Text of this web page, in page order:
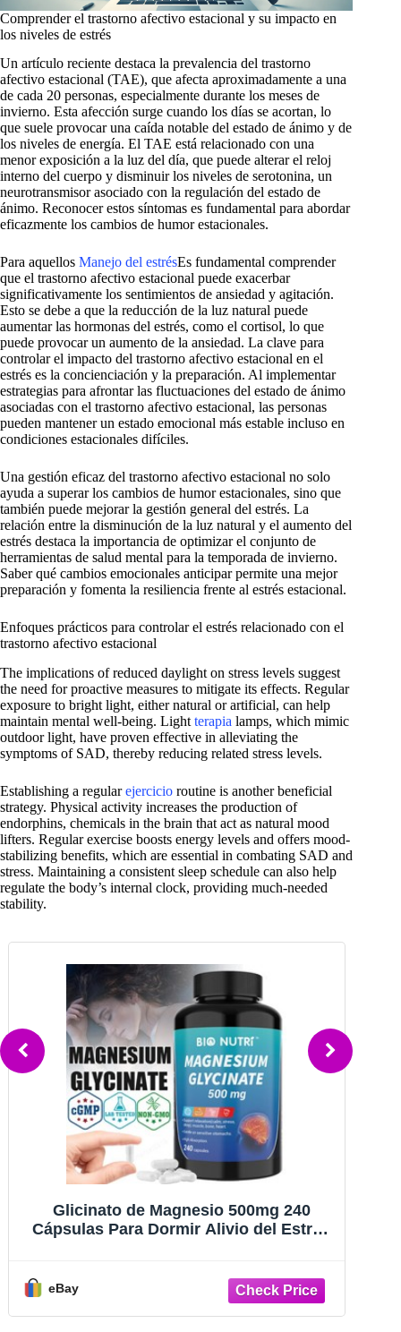
Comprender el trastorno afectivo estacional y su impacto en
los niveles de estrés
Un artículo reciente destaca la prevalencia del trastorno
afectivo estacional (TAE), que afecta aproximadamente a una
de cada 20 personas, especialmente durante los meses de
invierno. Esta afección surge cuando los días se acortan, lo
que suele provocar una caída notable del estado de ánimo y de
los niveles de energía. El TAE está relacionado con una
menor exposición a la luz del día, que puede alterar el reloj
interno del cuerpo y disminuir los niveles de serotonina, un
neurotransmisor asociado con la regulación del estado de
ánimo. Reconocer estos síntomas es fundamental para abordar
eficazmente los cambios de humor estacionales.
Para aquellos Manejo del estrésEs fundamental comprender
que el trastorno afectivo estacional puede exacerbar
significativamente los sentimientos de ansiedad y agitación.
Esto se debe a que la reducción de la luz natural puede
aumentar las hormonas del estrés, como el cortisol, lo que
puede provocar un aumento de la ansiedad. La clave para
controlar el impacto del trastorno afectivo estacional en el
estrés es la concienciación y la preparación. Al implementar
estrategias para afrontar las fluctuaciones del estado de ánimo
asociadas con el trastorno afectivo estacional, las personas
pueden mantener un estado emocional más estable incluso en
condiciones estacionales difíciles.
Una gestión eficaz del trastorno afectivo estacional no solo
ayuda a superar los cambios de humor estacionales, sino que
también puede mejorar la gestión general del estrés. La
relación entre la disminución de la luz natural y el aumento del
estrés destaca la importancia de optimizar el conjunto de
herramientas de salud mental para la temporada de invierno.
Saber qué cambios emocionales anticipar permite una mejor
preparación y fomenta la resiliencia frente al estrés estacional.
Enfoques prácticos para controlar el estrés relacionado con el
trastorno afectivo estacional
The implications of reduced daylight on stress levels suggest
the need for proactive measures to mitigate its effects. Regular
exposure to bright light, either natural or artificial, can help
maintain mental well-being. Light terapia lamps, which mimic
outdoor light, have proven effective in alleviating the
symptoms of SAD, thereby reducing related stress levels.
Establishing a regularejercicio routine is another beneficial
strategy. Physical activity increases the production of
endorphins, chemicals in the brain that act as natural mood
lifters. Regular exercise boosts energy levels and offers mood-
stabilizing benefits, which are essential in combating SAD and
stress. Maintaining a consistent sleep schedule can also help
regulate the body’s internal clock, providing much-needed
stability.
Glicinato de Magnesio 500mg 240
Cápsulas Para Dormir Alivio del Estrés
eBay